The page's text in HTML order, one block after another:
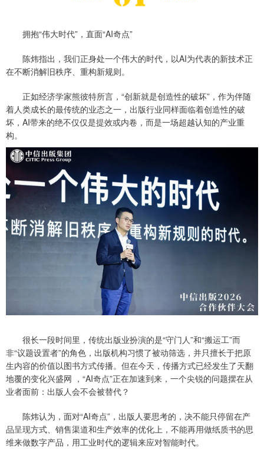
拥抱“伟大时代”，直面“AI奇点”
陈炜指出，我们正身处一个伟大的时代，以AI为代表的新技术正
在不断消解旧秩序、重构新规则。
正如经济学家熊彼特所言，“创新就是创造性的破坏”，作为伴随
着人类成长的最传统的业态之一，出版行业同样面临着创造性的破
坏，AI带来的绝不仅仅是提效或内卷，而是一场超越认知的产业重
构。
很长一段时间里，传统出版业扮演的是“守门人”和“搬运工”而
非“议题设置者”的角色，出版机构习惯了被动筛选，并只擅长于把原
生内容的价值以图书方式传播。但在今天，传播方式已经发生了天翻
地覆的变化兴盛网 ，“AI奇点”正在加速到来，一个尖锐的问题摆在从
业者面前：出版人会不会被替代？
陈炜认为，面对“AI奇点”，出版人要思考的，决不能只停留在产
品呈现方式、销售渠道和生产效率的优化上，不能再用做纸质书的思
维来做数字产品，用工业时代的逻辑来应对智能时代。